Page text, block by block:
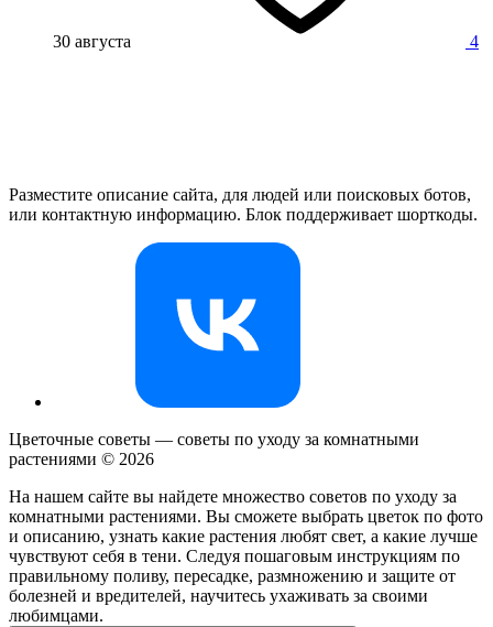
30 августа 4
Разместите описание сайта, для людей или поисковых ботов,
или контактную информацию. Блок поддерживает шорткоды.
Цветочные советы — советы по уходу за комнатными
растениями © 2026
На нашем сайте вы найдете множество советов по уходу за
комнатными растениями. Вы сможете выбрать цветок по фото
и описанию, узнать какие растения любят свет, а какие лучше
чувствуют себя в тени. Следуя пошаговым инструкциям по
правильному поливу, пересадке, размножению и защите от
болезней и вредителей, научитесь ухаживать за своими
любимцами.